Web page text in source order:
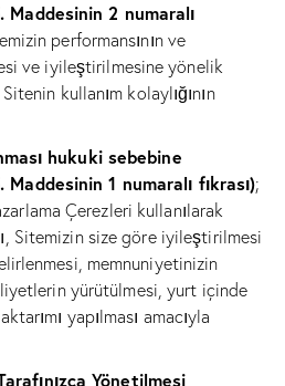
Maddesinin 2 numaralı
performansının ve
ve iyileştirilmesine yönelik
kullanım kolaylığının
hukuki sebebine
1 numaralı fıkrası);
Çerezleri kullanılarak
Sitemizin size göre iyileştirilmesi
memnuniyetinizin
yürütülmesi, yurt içinde
yapılması amacıyla
Yönetilmesi